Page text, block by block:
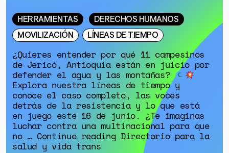
HERRAMIENTAS
DERECHOS HUMANOS
MOVILIZACIÓN
LÍNEAS DE TIEMPO
¿Quieres entender por qué 11 campesinos
de Jericó, Antioquia están en juicio por
defender el agua y las montañas?
Explora nuestra líneas de tiempo y
conoce el caso completo, las voces
detrás de la resistencia y lo que está
en juego este 16 de junio. ¿Te imaginas
luchar contra una multinacional para que
no … Continue reading Directorio para la
salud y vida trans